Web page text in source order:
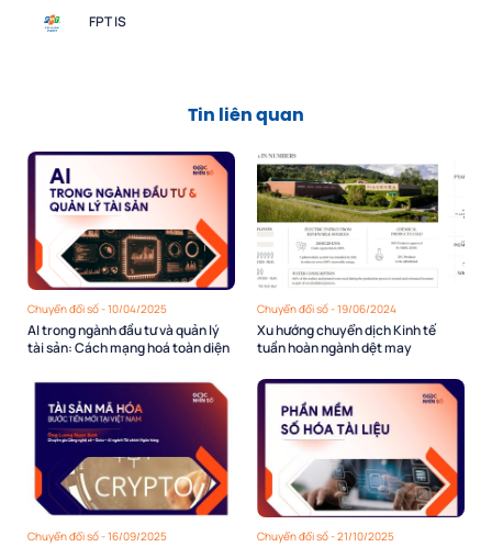
FPT IS
Tin liên quan
Chuyển đổi số - 10/04/2025
AI trong ngành đầu tư và quản lý
tài sản: Cách mạng hoá toàn diện
Chuyển đổi số - 19/06/2024
Xu hướng chuyển dịch Kinh tế
tuần hoàn ngành dệt may
Chuyển đổi số - 16/09/2025 Chuyển đổi số - 21/10/2025